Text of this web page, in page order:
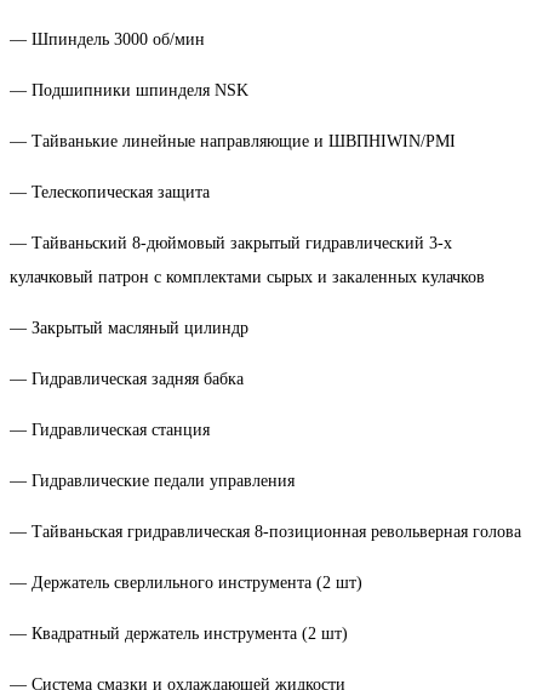
— Шпиндель 3000 об/мин
— Подшипники шпинделя NSK
— Тайванькие линейные направляющие и ШВПHIWIN/PMI
— Телескопическая защита
— Тайваньский 8-дюймовый закрытый гидравлический 3-х
кулачковый патрон с комплектами сырых и закаленных кулачков
— Закрытый масляный цилиндр
— Гидравлическая задняя бабка
— Гидравлическая станция
— Гидравлические педали управления
— Тайваньская гридравлическая 8-позиционная револьверная голова
— Держатель сверлильного инструмента (2 шт)
— Квадратный держатель инструмента (2 шт)
— Система смазки и охлаждающей жидкости